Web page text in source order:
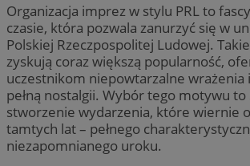
Organizacja imprez w stylu PRL to
czasie, która pozwala zanurzyć się w
Polskiej Rzeczpospolitej Ludowej.
zyskują coraz większą popularność,
uczestnikom niepowtarzalne wrażenia
pełną nostalgii. Wybór tego motywu to
stworzenie wydarzenia, które wiernie
tamtych lat – pełnego
niezapomnianego uroku.